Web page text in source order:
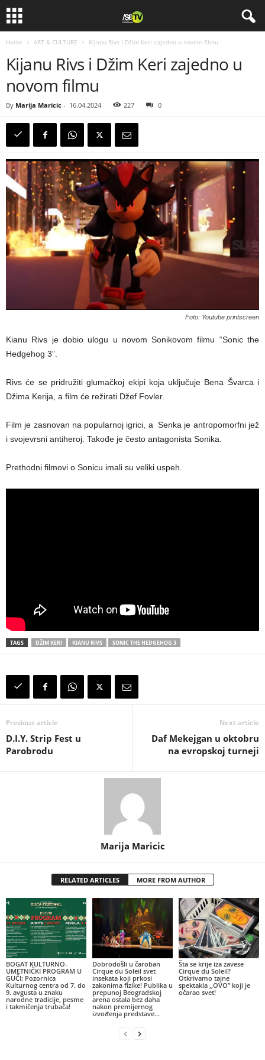
Home ART & CULTURE Kijanu Rivs i Džim Keri zajedno u novom filmu
Kijanu Rivs i Džim Keri zajedno u
novom filmu
By Marija Maricic - 16.04.2024 227 0
Foto: Youtube printscreen
Kianu Rivs je dobio ulogu u novom Sonikovom filmu “Sonic the
Hedgehog 3”.
Rivs će se pridružiti glumačkoj ekipi koja uključuje Bena Švarca i
Džima Kerija, a film će režirati Džef Fovler.
Film je zasnovan na popularnoj igrici, a Senka je antropomorfni jež
i svojevrsni antiheroj. Takođe je često antagonista Sonika.
Prethodni filmovi o Sonicu imali su veliki uspeh.
TAGS DŽIM KERI KIANU RIVS SONIC THE HEDGEHOG 3
Previous article
D.I.Y. Strip Fest u
Parobrodu
Next article
Daf Mekejgan u oktobru
na evropskoj turneji
Marija Maricic
RELATED ARTICLES MORE FROM AUTHOR
BOGAT KULTURNO-
UMETNIČKI PROGRAM U
GUČI: Pozornica
Kulturnog centra od 7. do
9. avgusta u znaku
narodne tradicije, pesme
i takmičenja trubača!
Dobrodošli u čaroban
Cirque du Soleil svet
insekata koji prkosi
zakonima fizike! Publika u
prepunoj Beogradskoj
arena ostala bez daha
nakon premijernog
izvođenja predstave...
Šta se krije iza zavese
Cirque du Soleil?
Otkrivamo tajne
spektakla ,,OVO” koji je
očarao svet!